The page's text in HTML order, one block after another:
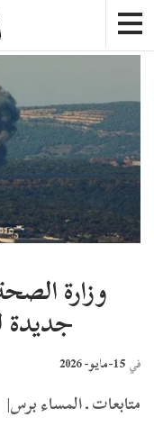
وزارة
جديدة
في 15-مايو- 2026
متابعات ـ المساء برس|